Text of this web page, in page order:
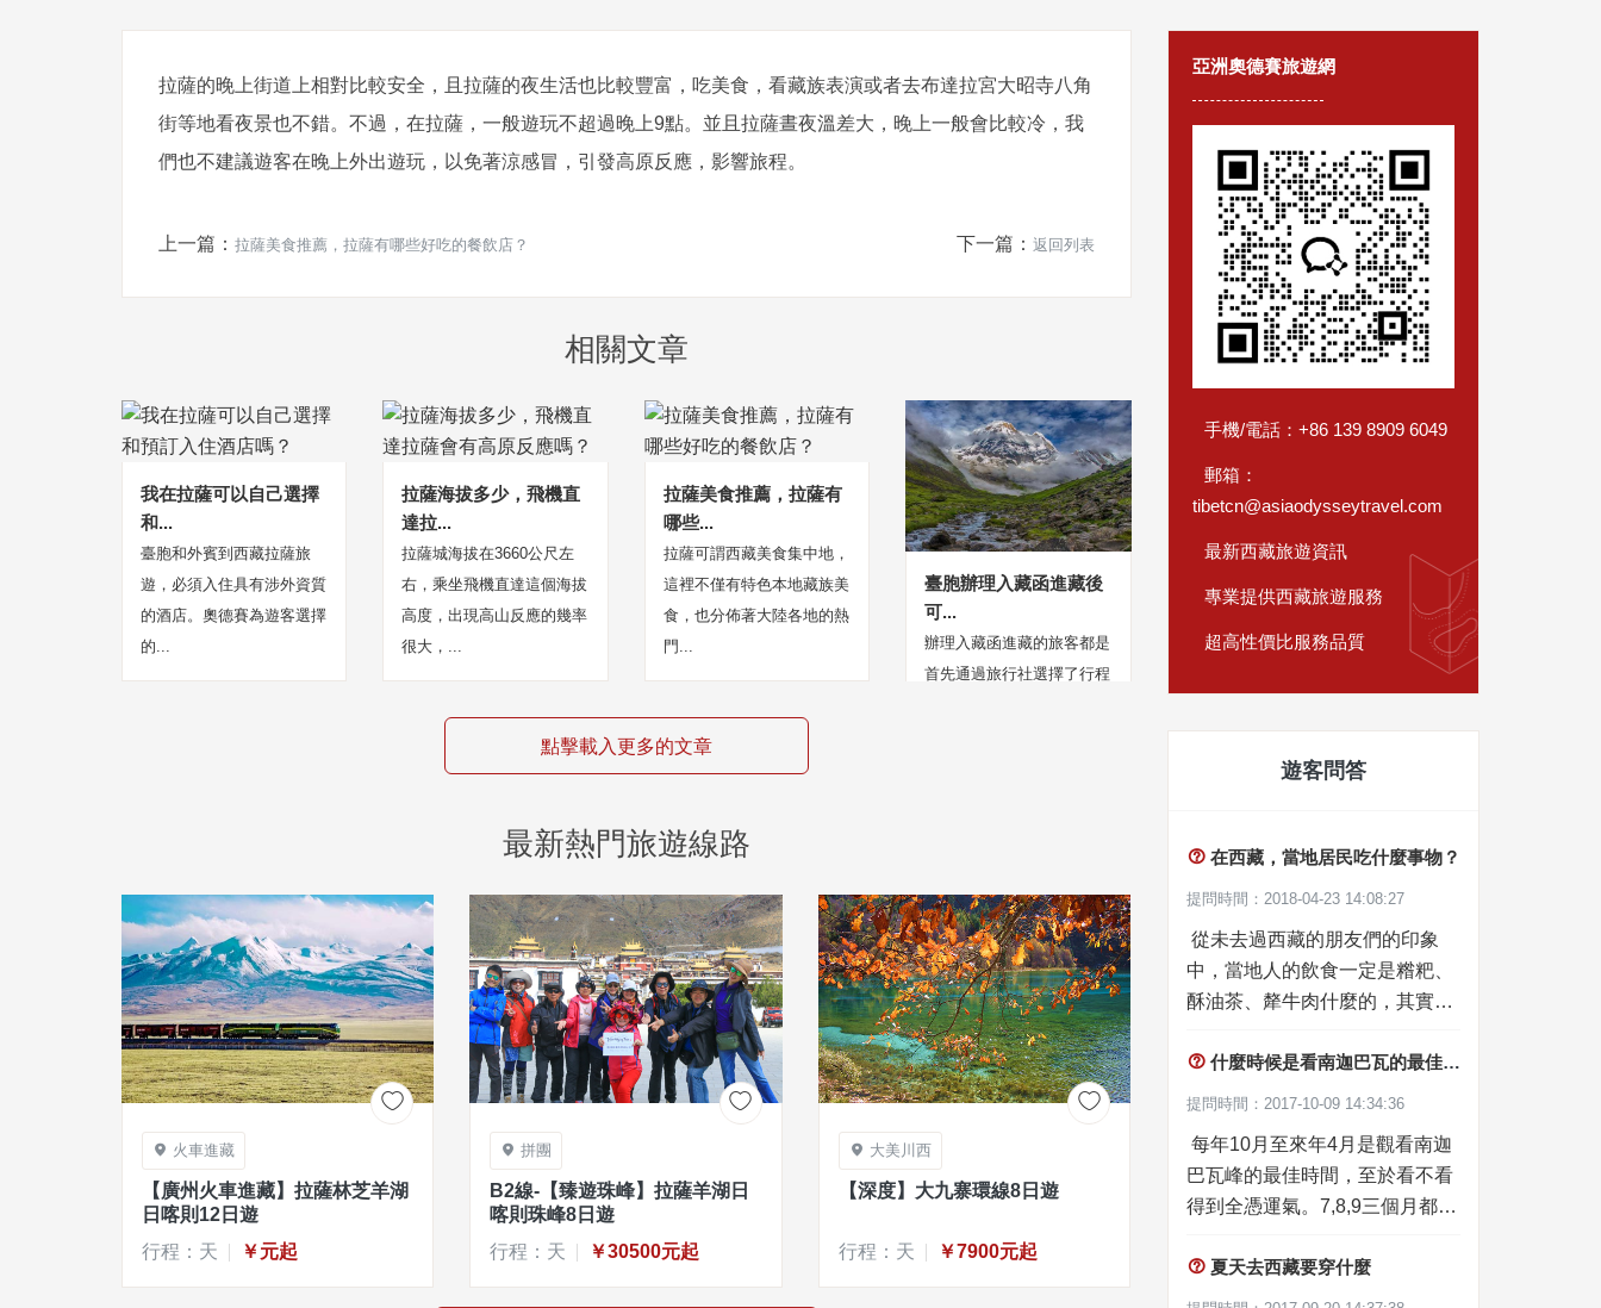
拉薩的晚上街道上相對比較安全，且拉薩的夜生活也比較豐富，吃美食，看藏族表演或者去布達拉宮大昭寺八角
街等地看夜景也不錯。不過，在拉薩，一般遊玩不超過晚上9點。並且拉薩晝夜溫差大，晚上一般會比較冷，我
們也不建議遊客在晚上外出遊玩，以免著涼感冒，引發高原反應，影響旅程。
上一篇： 拉薩美食推薦，拉薩有哪些好吃的餐飲店？ 下一篇： 返回列表
相關文章
我在拉薩可以自己選擇
和...
臺胞和外賓到西藏拉薩旅
遊，必須入住具有涉外資質
的酒店。奧德賽為遊客選擇
的...
拉薩海拔多少，飛機直
達拉...
拉薩城海拔在3660公尺左
右，乘坐飛機直達這個海拔
高度，出現高山反應的幾率
很大，...
拉薩美食推薦，拉薩有
哪些...
拉薩可謂西藏美食集中地，
這裡不僅有特色本地藏族美
食，也分佈著大陸各地的熱
門...
臺胞辦理入藏函進藏後
可...
辦理入藏函進藏的旅客都是
首先通過旅行社選擇了行程
點擊載入更多的文章
最新熱門旅遊線路

 火車進藏
【廣州火車進藏】拉薩林芝羊湖
日喀則12日遊
行程：天
￥元起

 拼團
B2線-【臻遊珠峰】拉薩羊湖日
喀則珠峰8日遊
行程：天
￥30500元起

 大美川西
【深度】大九寨環線8日遊
行程：天 ￥7900元起
亞洲奧德賽旅遊網
手機/電話：+86 139 8909 6049
郵箱：
tibetcn@asiaodysseytravel.com
最新西藏旅遊資訊
專業提供西藏旅遊服務
超高性價比服務品質
遊客問答
 在西藏，當地居民吃什麼事物？
提問時間：2018-04-23 14:08:27
從未去過西藏的朋友們的印象
中，當地人的飲食一定是糌粑、
酥油茶、犛牛肉什麼的，其實
也發展的不錯了，在內地能夠遲
到的美食在拉薩基本上都可以買
高，畢竟拉薩的工廠很少，很多
食物都是從內地運過去的。不夠
呢，現在拉薩新建了很多的蔬菜
的。藏式火鍋就是結合了漢式火
 什麼時候是看南迦巴瓦的最佳時間
提問時間：2017-10-09 14:34:36
每年10月至來年4月是觀看南迦
巴瓦峰的最佳時間，至於看不看
得到全憑運氣。7,8,9三個月都是
芝境內。雨季雲層較低，遮住了
南迦巴瓦的風采。10.11月剛好
 夏天去西藏要穿什麼